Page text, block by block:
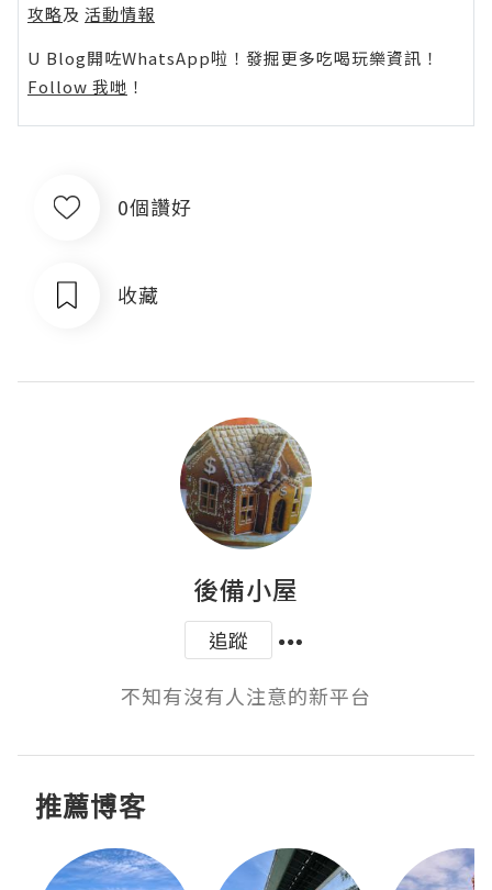
攻略及 活動情報
U Blog開咗WhatsApp啦！發掘更多吃喝玩樂資訊！
Follow 我哋 ！
0個讚好
收藏
後備小屋
追蹤
不知有沒有人注意的新平台
推薦博客